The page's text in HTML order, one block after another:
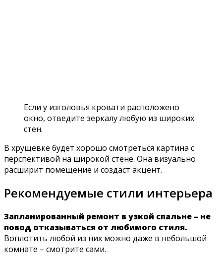
Если у изголовья кровати расположено
окно, отведите зеркалу любую из широких
стен.
В хрущевке будет хорошо смотреться картина с
перспективой на широкой стене. Она визуально
расширит помещение и создаст акцент.
Рекомендуемые стили интерьера
Запланированный ремонт в узкой спальне – не
повод отказываться от любимого стиля.
Воплотить любой из них можно даже в небольшой
комнате – смотрите сами.